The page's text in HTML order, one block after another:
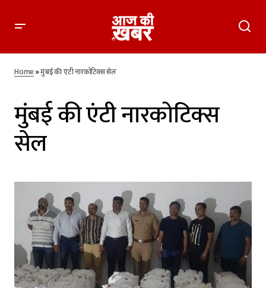
Home»मुंबई की एंटी नारकोटिक्स सेल
मुंबई की एंटी नारकोटिक्स
सेल